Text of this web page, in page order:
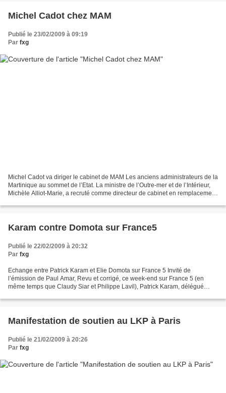
Michel Cadot chez MAM
Publié le 23/02/2009 à 09:19
Par fxg
Michel Cadot va diriger le cabinet de MAM Les anciens administrateurs de la
Martinique au sommet de l’Etat. La ministre de l’Outre-mer et de l’Intérieur,
Michèle Alliot-Marie, a recruté comme directeur de cabinet en remplacement
Karam contre Domota sur France5
Publié le 22/02/2009 à 20:32
Par fxg
Echange entre Patrick Karam et Elie Domota sur France 5 Invité de
l’émission de Paul Amar, Revu et corrigé, ce week-end sur France 5 (en
même temps que Claudy Siar et Philippe Lavil), Patrick Karam, délégué
Manifestation de soutien au LKP à Paris
Publié le 21/02/2009 à 20:26
Par fxg